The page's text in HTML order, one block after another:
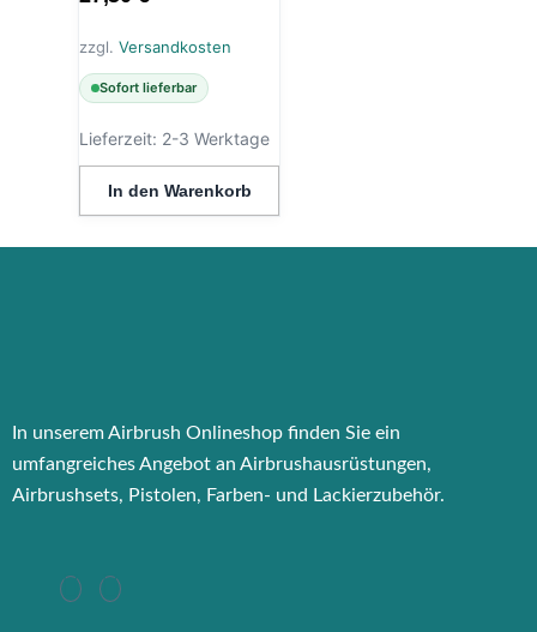
zzgl. Versandkosten
Sofort lieferbar
Lieferzeit: 2-3 Werktage
In den Warenkorb
In unserem Airbrush Onlineshop finden Sie ein
umfangreiches Angebot an Airbrushausrüstungen,
Airbrushsets, Pistolen, Farben- und Lackierzubehör.